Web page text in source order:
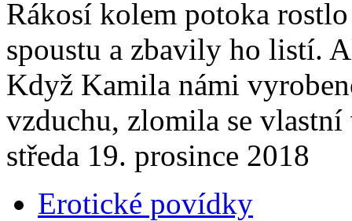
Rákosí kolem potoka
spoustu a zbavily ho listí.
Když Kamila námi
vzduchu, zlomila se vlastní
středa 19. prosince 2018
Erotické povídky